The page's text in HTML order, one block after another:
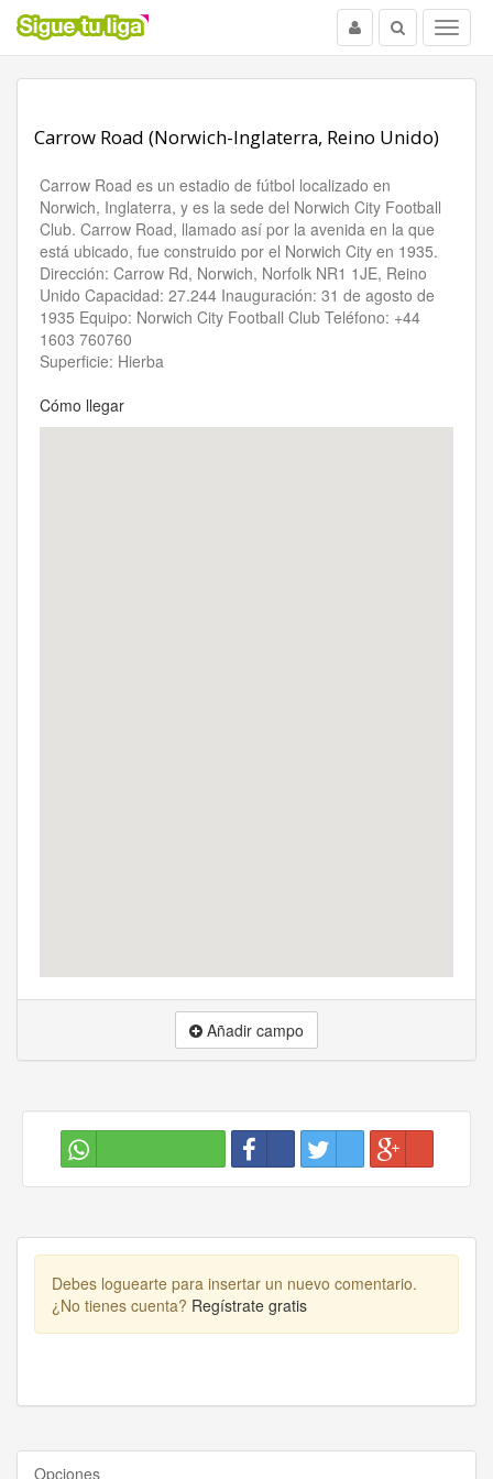
Menu
Buscar
Usuario
Carrow Road (Norwich-Inglaterra, Reino Unido)
Carrow Road es un estadio de fútbol localizado en
Norwich, Inglaterra, y es la sede del Norwich City Football
Club. Carrow Road, llamado así por la avenida en la que
está ubicado, fue construido por el Norwich City en 1935.
Dirección: Carrow Rd, Norwich, Norfolk NR1 1JE, Reino
Unido Capacidad: 27.244 Inauguración: 31 de agosto de
1935 Equipo: Norwich City Football Club Teléfono: +44
1603 760760
Superficie: Hierba
Cómo llegar
Añadir campo
Debes loguearte para insertar un nuevo comentario.
¿No tienes cuenta? Regístrate gratis
Opciones